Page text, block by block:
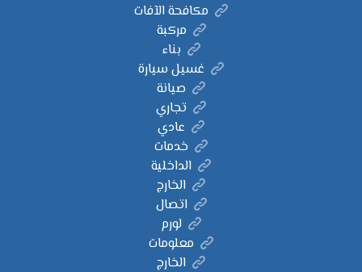
مكافحة الآفات
مركبة
بناء
غسيل سيارة
صيانة
تجاري
عادي
خدمات
الداخلية
الخارج
اتصال
لورم
معلومات
الخارج